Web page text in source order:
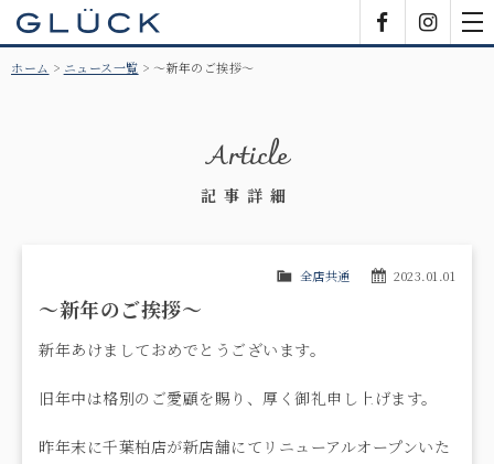
ホーム ニュース一覧 ～新年のご挨拶～
Article
記事詳細
2023.01.01
全店共通
～新年のご挨拶～
新年あけましておめでとうございます。
旧年中は格別のご愛顧を賜り、厚く御礼申し上げます。
昨年末に千葉柏店が新店舗にてリニューアルオープンいた